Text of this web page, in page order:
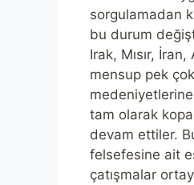
sorgulamadan
bu durum
Irak, Mısır,
mensup pek
tam olarak
devam ettiler.
felsefesine ait
çatışmalar